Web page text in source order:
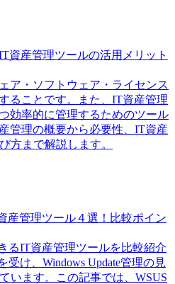
資産管理ツールの活用メリット
ア・ソフトウェア・ライセンス
ることです。また、IT資産管理
効率的に管理するためのツール
管理の概要から必要性、IT資産
方まで解説します。
産管理ツール４選！比較ポイン
るIT資産管理ツールを比較紹介
受け、Windows Update管理の見
います。この記事では、WSUS